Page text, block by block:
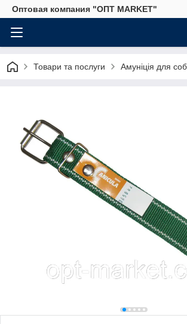
Оптовая компания "ОПТ MARKET"
Товари та послуги Амуніція для